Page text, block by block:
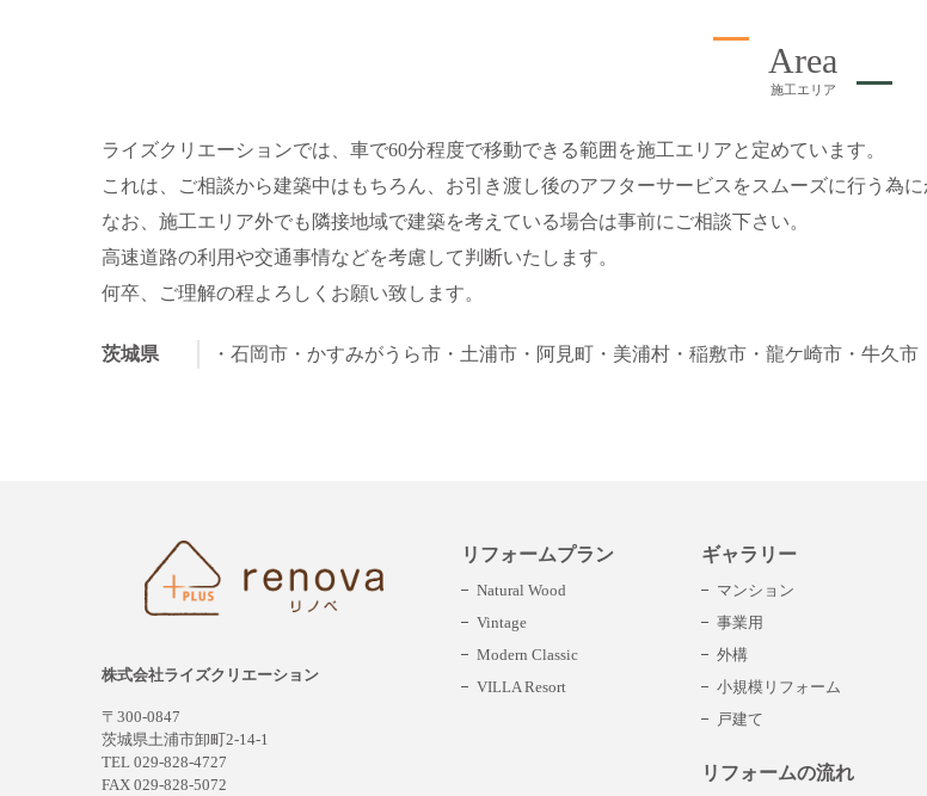
Area
施工エリア
ライズクリエーションでは、車で60分程度で移動できる範囲を施工エリアと定めています。
これは、ご相談から建築中はもちろん、お引き渡し後のアフターサービスをスムーズに行う為
なお、施工エリア外でも隣接地域で建築を考えている場合は事前にご相談下さい。
高速道路の利用や交通事情などを考慮して判断いたします。
何卒、ご理解の程よろしくお願い致します。
茨城県 ・石岡市 ・かすみがうら市 ・土浦市 ・阿見町 ・美浦村 ・稲敷市 ・龍ケ崎市 ・牛久市
株式会社ライズクリエーション
〒300-0847
茨城県土浦市卸町2-14-1
TEL 029-828-4727
FAX 029-828-5072
リフォームプラン
Natural Wood
Vintage
Modern Classic
VILLA Resort
ギャラリー
マンション
事業用
外構
小規模リフォーム
戸建て
リフォームの流れ